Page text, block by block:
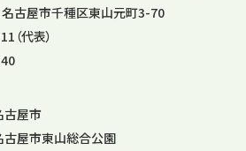
古屋市千種区東山元町3-70
（代表）
古屋市
古屋市東山総合公園